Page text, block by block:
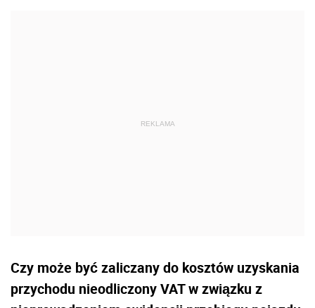
Czy może być zaliczany do kosztów uzyskania
przychodu nieodliczony VAT w związku z